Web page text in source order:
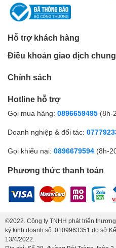
Hỗ trợ khách hàng
Điều khoản giao dịch chung
Chính sách
Hotline hỗ trợ
Gọi mua hàng: 0896659495 (8h-
Doanh nghiệp & đối tác:
Gọi khiếu nại: 0896679594 (8h-
Phương thức thanh toán
©2022. Công ty TNHH phát triển
ký kinh doanh số: 0109963351 do sở
13/4/2022.